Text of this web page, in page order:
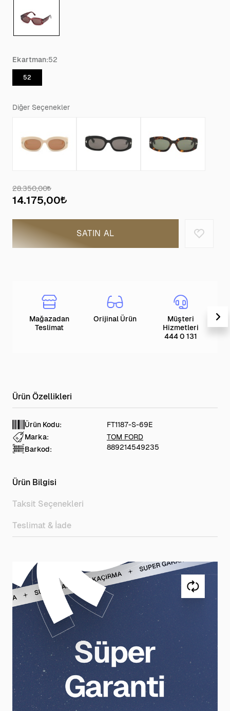
Ekartman:52
52
Diğer Seçenekler
28.350,00
14.175,00
SATIN AL
Mağazadan
Teslimat
Orijinal Ürün
Müşteri
Hizmetleri
444 0 131
Ürün Kodu:
FT1187-S-69E
Marka:
TOM FORD
Barkod:
889214549235
Ürün Bilgisi
Taksit Seçenekleri
Teslimat & İade